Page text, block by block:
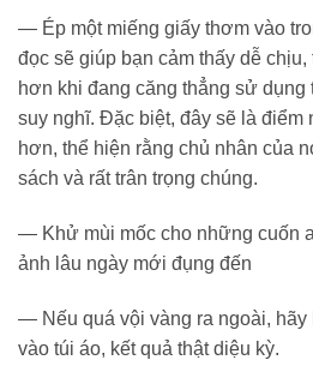
— Ép một miếng giấy thơm vào
đọc sẽ giúp bạn cảm thấy dễ chịu,
hơn khi đang căng thẳng sử dụng
suy nghĩ. Đặc biệt, đây sẽ là điểm
hơn, thể hiện rằng chủ nhân của
sách và rất trân trọng chúng.
— Khử mùi mốc cho những cuốn
ảnh lâu ngày mới đụng đến
— Nếu quá vội vàng ra ngoài, hãy
vào túi áo, kết quả thật diệu kỳ.